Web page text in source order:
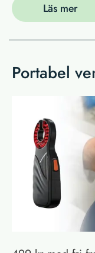
Läs mer
Portabel